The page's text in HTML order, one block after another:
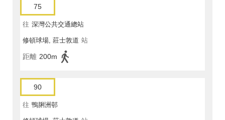
75
往 深灣公共交通總站
修頓球場, 莊士敦道 站
距離 200m
90
往 鴨脷洲邨